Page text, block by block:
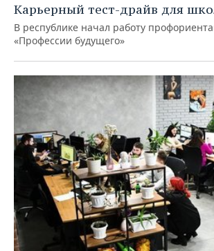
Карьерный тест-драйв для
В республике начал работу
«Профессии будущего»